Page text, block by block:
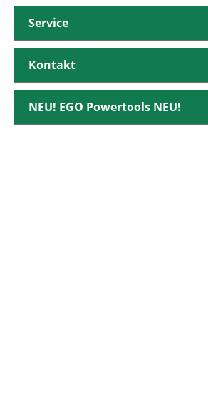
Service
Kontakt
NEU! EGO Powertools NEU!